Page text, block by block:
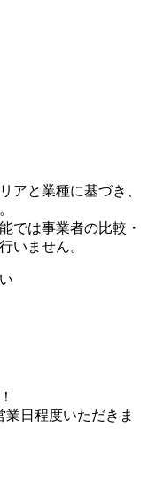
アと業種に基づき、
では事業者の比較・
いません。
日程度いただきま